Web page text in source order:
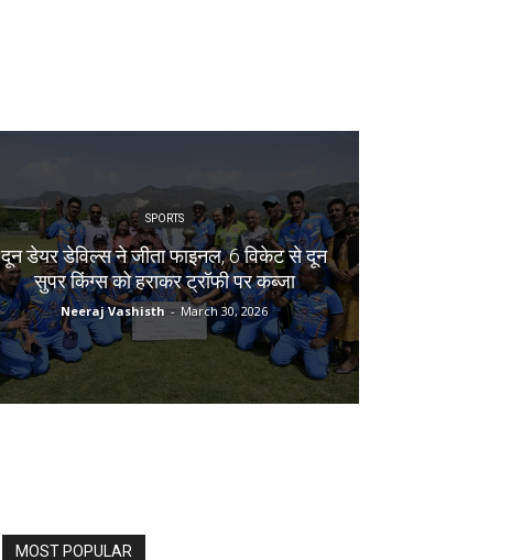
SPORTS
दून डेयर डेविल्स ने जीता फाइनल, 6 विकेट से दून
सुपर किंग्स को हराकर ट्रॉफी पर कब्जा
Neeraj Vashisth - March 30, 2026
MOST POPULAR